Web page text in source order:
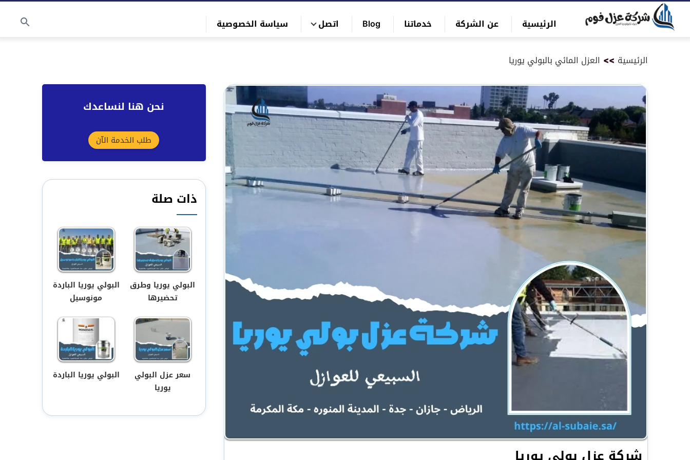
التجاوز
الرئيسية عن الشركة خدماتنا Blog اتصل سياسة الخصوصية
الرئيسية >> العزل المائي بالبولي يوريا
نحن هنا لنساعدك
طلب الخدمة الآن
ذات صلة
البولي يوريا وطرق
تحضيرها
البولي يوريا الباردة
مونوسيل
سعر عزل البولي
يوريا
البولي يوريا الباردة